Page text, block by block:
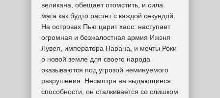
великана, обещает отомстить, и сила
мага как будто растет с каждой секундой.
На островах Пью царит хаос: наступает
огромная и безжалостная армия Ижэня
Лувея, императора Нарана, и мечты Роки
о новой земле для своего народа
оказываются под угрозой неминуемого
разрушения. Несмотря на выдающиеся
способности, он сталкивается со слишком